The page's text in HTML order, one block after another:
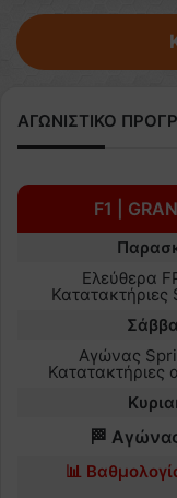
ΑΓΩΝΙΣΤΙΚΟ
F1 |
Ελεύθερα
Κατατακτήριες
Αγώνας
Κατατακτήριες
🏁
📊